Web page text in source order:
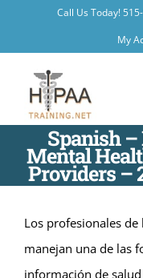
Call Us Today!
My
Spanish
Mental
Providers –
Los profesionales
manejan una de las
información de